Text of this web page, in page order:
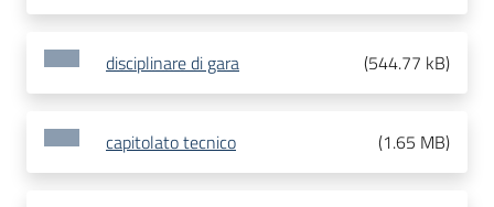
disciplinare di gara (544.77 kB)
capitolato tecnico (1.65 MB)